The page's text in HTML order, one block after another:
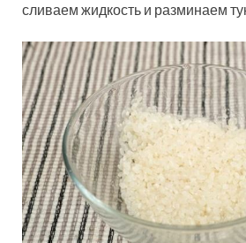
сливаем жидкость и разминаем